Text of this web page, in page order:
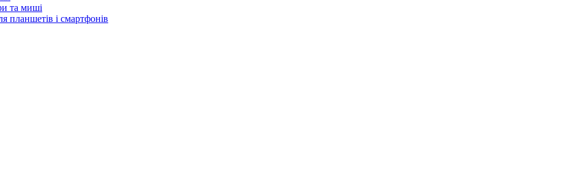
та миші
планшетів і смартфонів